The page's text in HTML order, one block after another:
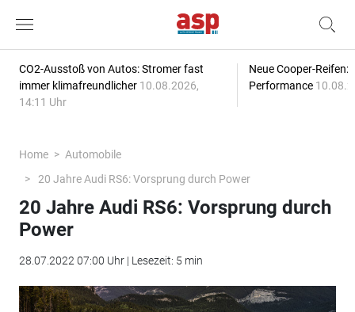
CO2-Ausstoß von Autos: Stromer fast
immer klimafreundlicher 10.08.2026,
14:11 Uhr
Neue Cooper-Reifen:
Performance
Home
Automobile
20 Jahre Audi RS6: Vorsprung durch Power
20 Jahre Audi RS6: Vorsprung durch
Power
28.07.2022 07:00 Uhr | Lesezeit: 5 min